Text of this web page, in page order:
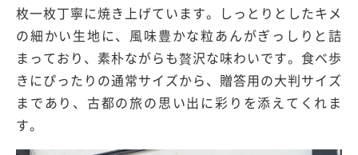
枚一枚丁寧に焼き上げています。しっとりとしたキメ
の細かい生地に、風味豊かな粒あんがぎっしりと詰
まっており、素朴ながらも贅沢な味わいです。食べ歩
きにぴったりの通常サイズから、贈答用の大判サイズ
まであり、古都の旅の思い出に彩りを添えてくれま
す。